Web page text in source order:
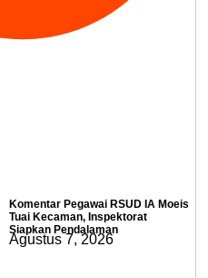
Komentar Pegawai RSUD IA Moeis
Tuai Kecaman, Inspektorat
Siapkan Pendalaman
Agustus 7, 2026